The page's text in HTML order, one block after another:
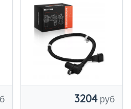
HP 396004X100
3204